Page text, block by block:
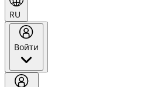
RU
Войти